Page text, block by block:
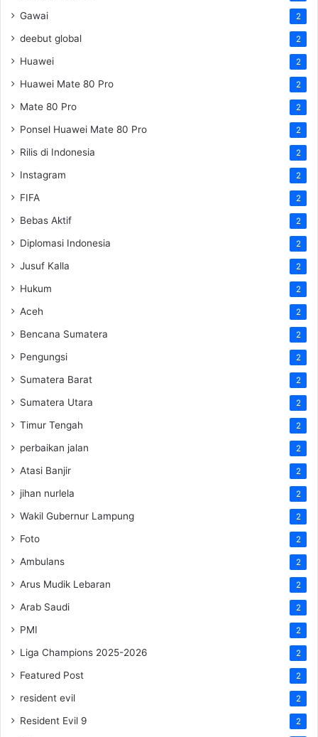
Gawai 2
deebut global 2
Huawei 2
Huawei Mate 80 Pro 2
Mate 80 Pro 2
Ponsel Huawei Mate 80 Pro 2
Rilis di Indonesia 2
Instagram 2
FIFA 2
Bebas Aktif 2
Diplomasi Indonesia 2
Jusuf Kalla 2
Hukum 2
Aceh 2
Bencana Sumatera 2
Pengungsi 2
Sumatera Barat 2
Sumatera Utara 2
Timur Tengah 2
perbaikan jalan 2
Atasi Banjir 2
jihan nurlela 2
Wakil Gubernur Lampung 2
Foto 2
Ambulans 2
Arus Mudik Lebaran 2
Arab Saudi 2
PMI 2
Liga Champions 2025-2026 2
Featured Post 2
resident evil 2
Resident Evil 9 2